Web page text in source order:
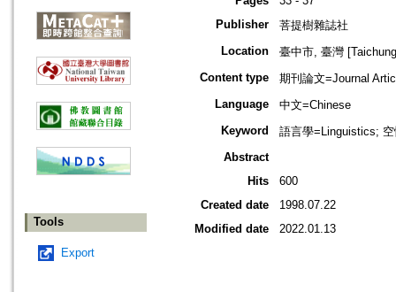
Tools
Export
Publisher
菩提樹雜誌社
Location
臺中市, 臺灣
Content type
期刊論文=Journal
Language
中文=Chinese
Keyword
語言學=Linguistics;
Abstract
Hits
600
Created date
1998.07.22
Modified date
2022.01.13